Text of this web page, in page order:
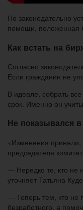
По законодательно
помощи, положенная
Как встать на
Согласно
Если гражданин не
В идеале, собрать
срок. Именно он
Не показывался
«Изменения приняли,
председателя
— Нередко те, кто не
уточняет Татьяна
— Теперь тем, кто не
безработного, а